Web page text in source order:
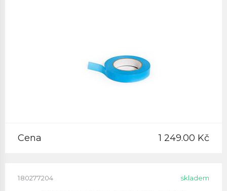
Cena 1 249.00 Kč
180277204 skladem